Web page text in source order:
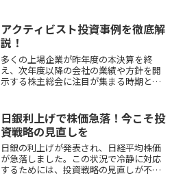
は、関連市場の成長背景、技術革新、そ
してリサイクル分野で活躍する注目銘柄
について解説します。
アクティビスト投資事例を徹底解
説！
多くの上場企業が昨年度の本決算を終
え、次年度以降の会社の業績や方針を開
示する株主総会に注目が集まる時期とな
焦点を当て、日本で注目されるアクティ
ビスト投資事例を通じて、その背景や結
果を深掘りしていきます。
日銀利上げで株価急落！今こそ投
資戦略の見直しを
日銀の利上げが発表され、日経平均株価
が急落しました。この状況で冷静に対応
するためには、投資戦略の見直しが不可